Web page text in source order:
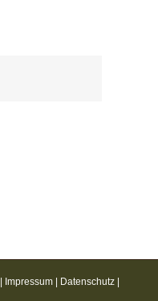
Impressum Datenschutz